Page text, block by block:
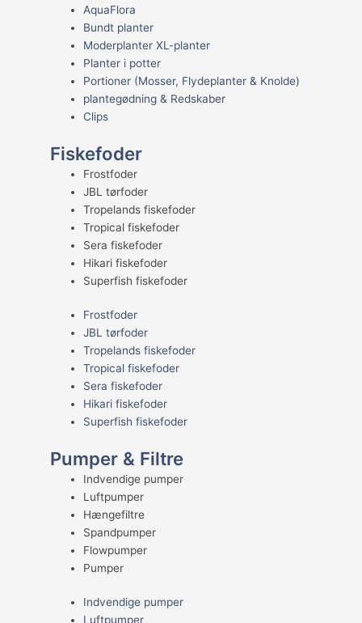
AquaFlora
Bundt planter
Moderplanter XL-planter
Planter i potter
Portioner (Mosser, Flydeplanter & Knolde)
plantegødning & Redskaber
Clips
Fiskefoder
Frostfoder
JBL tørfoder
Tropelands fiskefoder
Tropical fiskefoder
Sera fiskefoder
Hikari fiskefoder
Superfish fiskefoder
Frostfoder
JBL tørfoder
Tropelands fiskefoder
Tropical fiskefoder
Sera fiskefoder
Hikari fiskefoder
Superfish fiskefoder
Pumper & Filtre
Indvendige pumper
Luftpumper
Hængefiltre
Spandpumper
Flowpumper
Pumper
Indvendige pumper
Luftpumper